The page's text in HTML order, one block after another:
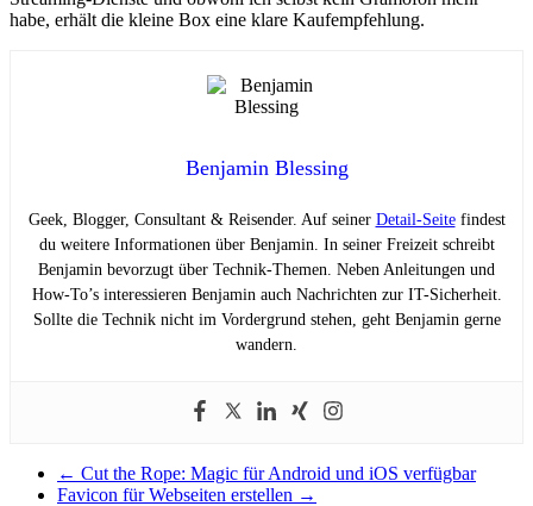
habe, erhält die kleine Box eine klare Kaufempfehlung.
Benjamin Blessing
Geek, Blogger, Consultant & Reisender. Auf seiner Detail-Seitefindest
du weitere Informationen über Benjamin. In seiner Freizeit schreibt
Benjamin bevorzugt über Technik-Themen. Neben Anleitungen und
How-To’s interessieren Benjamin auch Nachrichten zur IT-Sicherheit.
Sollte die Technik nicht im Vordergrund stehen, geht Benjamin gerne
wandern.
← Cut the Rope: Magic für Android und iOS verfügbar
Favicon für Webseiten erstellen →